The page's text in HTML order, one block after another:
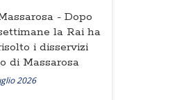
- Dopo
la Rai ha
i disservizi
di Massarosa
2026